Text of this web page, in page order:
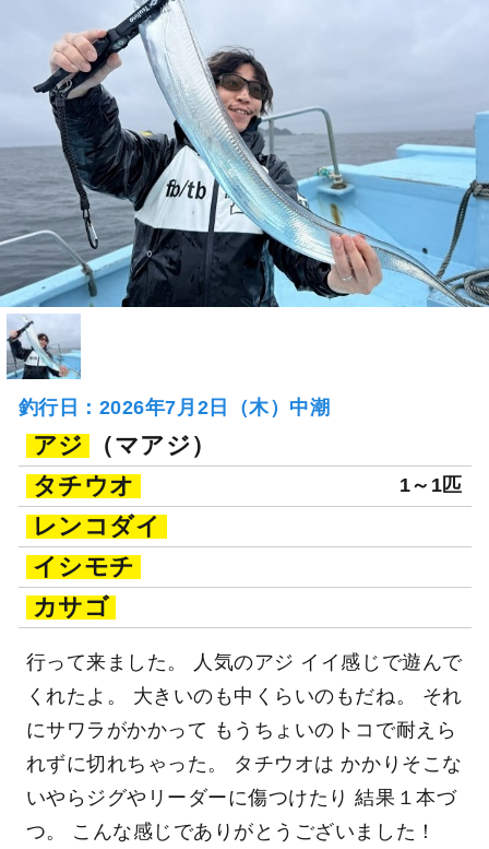
釣行日：2026年7月2日（木）中潮
アジ
（マアジ）
タチウオ
1～1匹
レンコダイ
イシモチ
カサゴ
行って来ました。 人気のアジ イイ感じで遊んで
くれたよ。 大きいのも中くらいのもだね。 それ
にサワラがかかって もうちょいのトコで耐えら
れずに切れちゃった。 タチウオは かかりそこな
いやらジグやリーダーに傷つけたり 結果１本づ
つ。 こんな感じでありがとうございました！